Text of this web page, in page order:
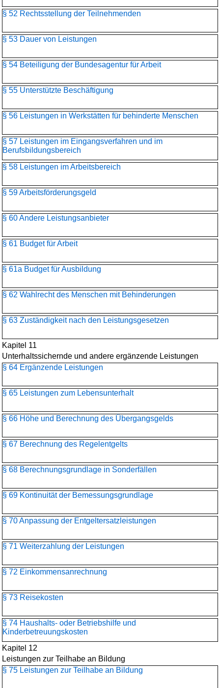
§ 52 Rechtsstellung der Teilnehmenden
§ 53 Dauer von Leistungen
§ 54 Beteiligung der Bundesagentur für Arbeit
§ 55 Unterstützte Beschäftigung
§ 56 Leistungen in Werkstätten für behinderte Menschen
§ 57 Leistungen im Eingangsverfahren und im
Berufsbildungsbereich
§ 58 Leistungen im Arbeitsbereich
§ 59 Arbeitsförderungsgeld
§ 60 Andere Leistungsanbieter
§ 61 Budget für Arbeit
§ 61a Budget für Ausbildung
§ 62 Wahlrecht des Menschen mit Behinderungen
§ 63 Zuständigkeit nach den Leistungsgesetzen
Kapitel 11
Unterhaltssichernde und andere ergänzende Leistungen
§ 64 Ergänzende Leistungen
§ 65 Leistungen zum Lebensunterhalt
§ 66 Höhe und Berechnung des Übergangsgelds
§ 67 Berechnung des Regelentgelts
§ 68 Berechnungsgrundlage in Sonderfällen
§ 69 Kontinuität der Bemessungsgrundlage
§ 70 Anpassung der Entgeltersatzleistungen
§ 71 Weiterzahlung der Leistungen
§ 72 Einkommensanrechnung
§ 73 Reisekosten
§ 74 Haushalts- oder Betriebshilfe und
Kinderbetreuungskosten
Kapitel 12
Leistungen zur Teilhabe an Bildung
§ 75 Leistungen zur Teilhabe an Bildung